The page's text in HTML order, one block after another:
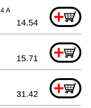
A +
14.54
+
15.71
+
31.42